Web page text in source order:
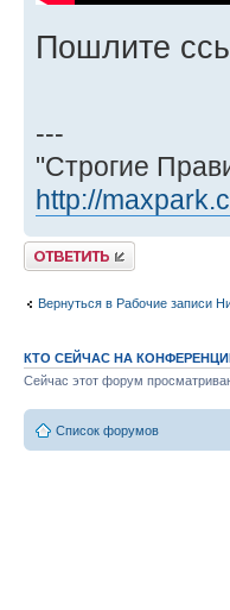
Пошлите
---
"Строгие
http://
Ответить
Вернуться в Рабочие записи
КТО СЕЙЧАС НА
Сейчас этот форум
Список форумов